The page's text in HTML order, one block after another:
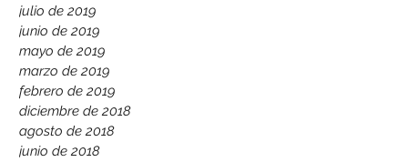
julio de 2019
junio de 2019
mayo de 2019
marzo de 2019
febrero de 2019
diciembre de 2018
agosto de 2018
junio de 2018